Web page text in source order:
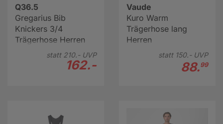
Q36.5
Gregarius Bib
Knickers 3/4
Trägerhose Herren
statt 210.-UVP
162.-
Vaude
Kuro Warm
Trägerhose lang
Herren
statt 150.-UVP
88.99